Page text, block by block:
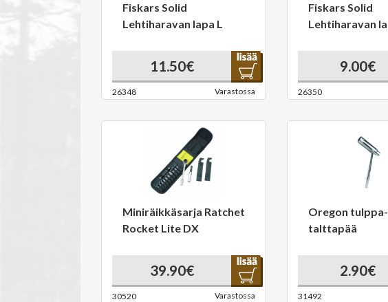
Fiskars Solid
Lehtiharavan lapa L
11.50€
26348 Varastossa
Fiskars Solid
Lehtiharavan
9.00€
26350
Miniräikkäsarja Ratchet
Rocket Lite DX
39.90€
30520 Varastossa
Oregon
talttapää
2.90€
31492